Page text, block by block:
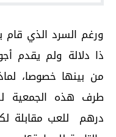
ورغم السرد الذي
ذا دلالة ولم يقدم
من بينها خصوصا،
درهم للعب مقابلة